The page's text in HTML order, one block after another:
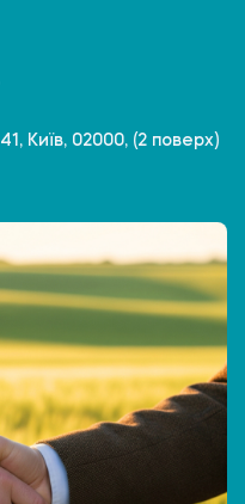
Київ, 02000, (2 поверх)